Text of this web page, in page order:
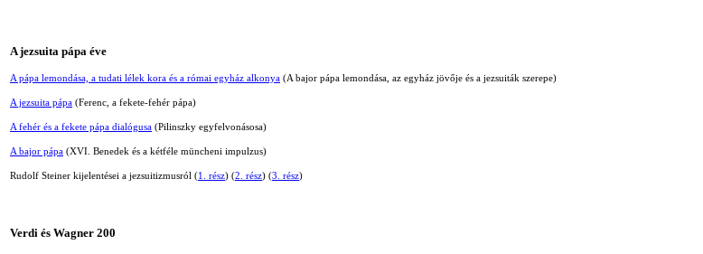
A jezsuita pápa éve
A pápa lemondása, a tudati lélek kora és a római egyház alkonya (A bajor pápa lemondása, az egyház jövője és a jezsuiták szerepe)
A jezsuita pápa (Ferenc, a fekete-fehér pápa)
A fehér és a fekete pápa dialógusa (Pilinszky egyfelvonásosa)
A bajor pápa (XVI. Benedek és a kétféle müncheni impulzus)
Rudolf Steiner kijelentései a jezsuitizmusról (1. rész) (2. rész) (3. rész)
Verdi és Wagner 200